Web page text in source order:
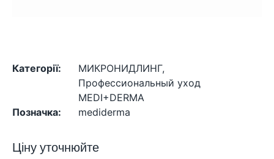
Категорії: МИКРОНИДЛИНГ,
Профессиональный уход
MEDI+DERMA
Позначка:
mediderma
Ціну уточнюйте